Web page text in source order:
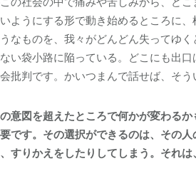
ようにする形で動き始めるところに
なものを、我々がどんどん失ってゆ
い袋小路に陥っている。どこにも出
判です。かいつまんで話せば、そう
意図を超えたところで何かが変わる
です。その選択ができるのは、その
すりかえをしたりしてしまう。それ